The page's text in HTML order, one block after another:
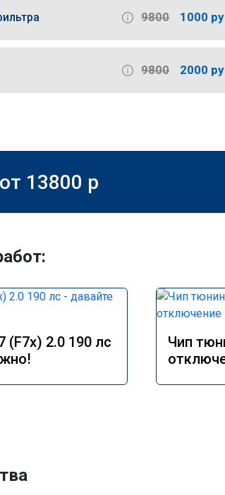
9800 1000
9800 2000
13800 p
(F7x) 2.0 190 лс
Чип